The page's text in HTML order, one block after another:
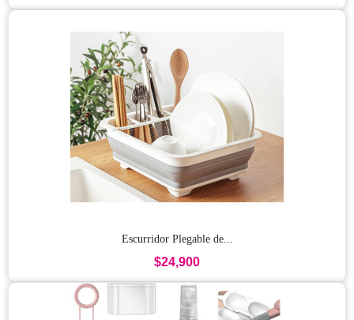
Escurridor Plegable de...
$24,900